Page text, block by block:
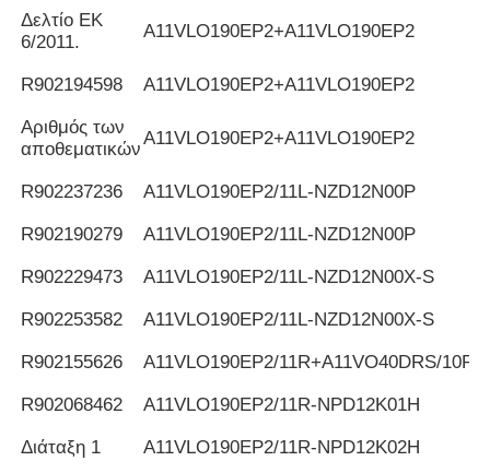
Δελτίο ΕΚ
6/2011.
Α11VLO190EP2+A11VLO190EP2
R902194598 Α11VLO190EP2+A11VLO190EP2
Αριθμός των
αποθεματικών
Α11VLO190EP2+A11VLO190EP2
R902237236 Α11VLO190EP2/11L-NZD12N00P
R902190279 Α11VLO190EP2/11L-NZD12N00P
R902229473 Α11VLO190EP2/11L-NZD12N00X-S
R902253582 Α11VLO190EP2/11L-NZD12N00X-S
R902155626 Α11VLO190EP2/11R+A11VO40DRS/10R
R902068462 Α11VLO190EP2/11R-NPD12K01H
Διάταξη 1 Α11VLO190EP2/11R-NPD12K02H